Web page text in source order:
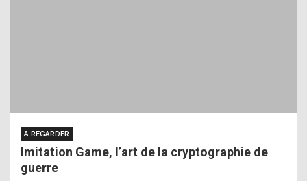
A REGARDER
Imitation Game, l’art de la cryptographie de
guerre